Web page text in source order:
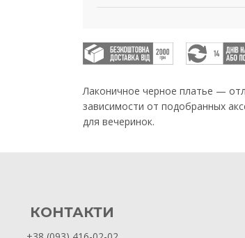
Лаконичное черное платье —
зависимости от подобранных
для вечеринок.
КОНТАКТИ